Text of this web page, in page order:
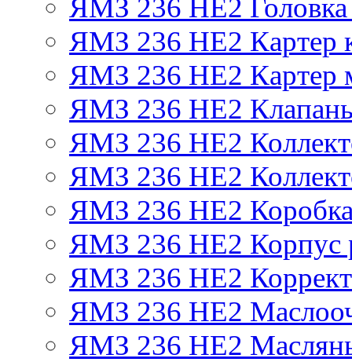
ЯМЗ 236 НЕ2 Головка
ЯМЗ 236 НЕ2 Картер
ЯМЗ 236 НЕ2 Картер
ЯМЗ 236 НЕ2 Клапаны
ЯМЗ 236 НЕ2
ЯМЗ 236 НЕ2
ЯМЗ 236 НЕ2 Коробка
ЯМЗ 236 НЕ2 Корпус
ЯМЗ 236 НЕ2
ЯМЗ 236 НЕ2
ЯМЗ 236 НЕ2